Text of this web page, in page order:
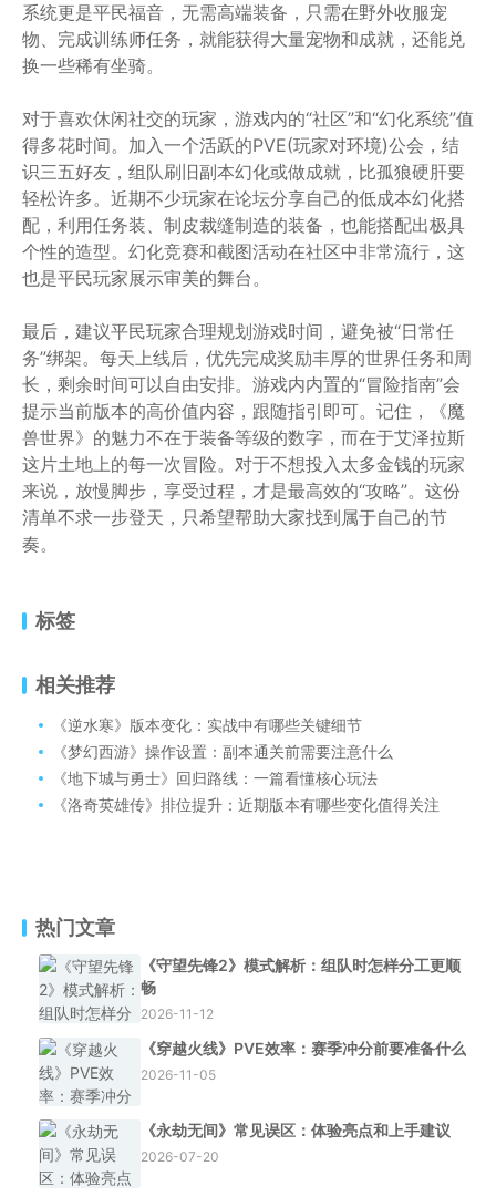
系统更是平民福音，无需高端装备，只需在野外收服宠
物、完成训练师任务，就能获得大量宠物和成就，还能兑
换一些稀有坐骑。
对于喜欢休闲社交的玩家，游戏内的“社区”和“幻化系统”值
得多花时间。加入一个活跃的PVE(玩家对环境)公会，结
识三五好友，组队刷旧副本幻化或做成就，比孤狼硬肝要
轻松许多。近期不少玩家在论坛分享自己的低成本幻化搭
配，利用任务装、制皮裁缝制造的装备，也能搭配出极具
个性的造型。幻化竞赛和截图活动在社区中非常流行，这
也是平民玩家展示审美的舞台。
最后，建议平民玩家合理规划游戏时间，避免被“日常任
务”绑架。每天上线后，优先完成奖励丰厚的世界任务和周
长，剩余时间可以自由安排。游戏内内置的“冒险指南”会
提示当前版本的高价值内容，跟随指引即可。记住，《魔
兽世界》的魅力不在于装备等级的数字，而在于艾泽拉斯
这片土地上的每一次冒险。对于不想投入太多金钱的玩家
来说，放慢脚步，享受过程，才是最高效的“攻略”。这份
清单不求一步登天，只希望帮助大家找到属于自己的节
奏。
标签
相关推荐
《逆水寒》版本变化：实战中有哪些关键细节
《梦幻西游》操作设置：副本通关前需要注意什么
《地下城与勇士》回归路线：一篇看懂核心玩法
《洛奇英雄传》排位提升：近期版本有哪些变化值得关注
热门文章
《守望先锋2》模式解析：组队时怎样分工更顺
畅
2026-11-12
《穿越火线》PVE效率：赛季冲分前要准备什么
2026-11-05
《永劫无间》常见误区：体验亮点和上手建议
2026-07-20